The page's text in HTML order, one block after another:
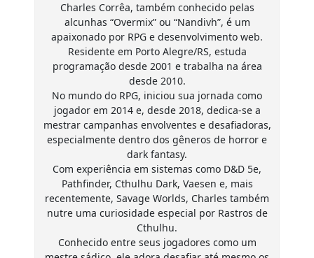
Charles Corrêa, também conhecido pelas
alcunhas “Overmix” ou “Nandivh”, é um
apaixonado por RPG e desenvolvimento web.
Residente em Porto Alegre/RS, estuda
programação desde 2001 e trabalha na área
desde 2010.
No mundo do RPG, iniciou sua jornada como
jogador em 2014 e, desde 2018, dedica-se a
mestrar campanhas envolventes e desafiadoras,
especialmente dentro dos gêneros de horror e
dark fantasy.
Com experiência em sistemas como D&D 5e,
Pathfinder, Cthulhu Dark, Vaesen e, mais
recentemente, Savage Worlds, Charles também
nutre uma curiosidade especial por Rastros de
Cthulhu.
Conhecido entre seus jogadores como um